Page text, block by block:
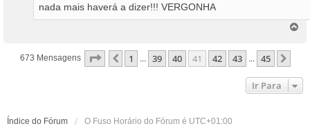
nada mais haverá a dizer!!! VERGONHA
673 Mensagens Página 41De45
Anterior
1 ... 39 40 41 42 43 ... 45
Ir Para
Índice do Fórum O Fuso Horário do Fórum é UTC+01:00